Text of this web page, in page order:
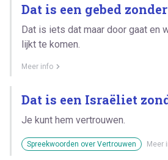
Dat is een gebed
Dat is iets dat maar door gaat en
lijkt te komen.
Meer info
Dat is een Israëliet
Je kunt hem vertrouwen.
Spreekwoorden over Vertrouwen Meer